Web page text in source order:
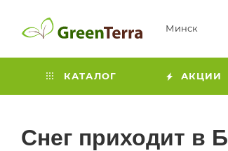
Минск
КАТАЛОГ АКЦИИ
Снег приходит в